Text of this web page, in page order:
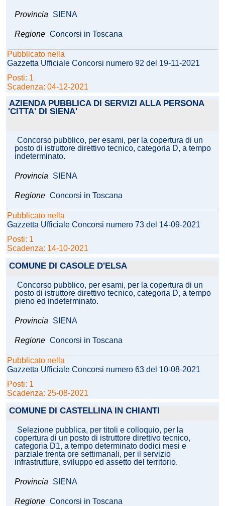
Provincia SIENA
Regione Concorsi in Toscana
Pubblicato nella
Gazzetta Ufficiale Concorsi numero 92 del 19-11-2021
Posti: 1
Scadenza: 04-12-2021
AZIENDA PUBBLICA DI SERVIZI ALLA PERSONA
'CITTA' DI SIENA'
Concorso pubblico, per esami, per la copertura di un
posto di istruttore direttivo tecnico, categoria D, a tempo
indeterminato.
Provincia SIENA
Regione Concorsi in Toscana
Pubblicato nella
Gazzetta Ufficiale Concorsi numero 73 del 14-09-2021
Posti: 1
Scadenza: 14-10-2021
COMUNE DI CASOLE D'ELSA
Concorso pubblico, per esami, per la copertura di un
posto di istruttore direttivo tecnico, categoria D, a tempo
pieno ed indeterminato.
Provincia SIENA
Regione Concorsi in Toscana
Pubblicato nella
Gazzetta Ufficiale Concorsi numero 63 del 10-08-2021
Posti: 1
Scadenza: 25-08-2021
COMUNE DI CASTELLINA IN CHIANTI
Selezione pubblica, per titoli e colloquio, per la
copertura di un posto di istruttore direttivo tecnico,
categoria D1, a tempo determinato dodici mesi e
parziale trenta ore settimanali, per il servizio
infrastrutture, sviluppo ed assetto del territorio.
Provincia SIENA
Regione Concorsi in Toscana